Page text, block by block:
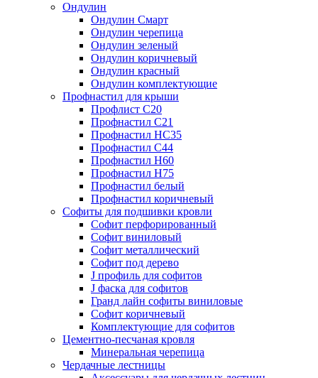
Ондулин
Ондулин Смарт
Ондулин черепица
Ондулин зеленый
Ондулин коричневый
Ондулин красный
Ондулин комплектующие
Профнастил для крыши
Профлист С20
Профнастил С21
Профнастил НС35
Профнастил С44
Профнастил Н60
Профнастил Н75
Профнастил белый
Профнастил коричневый
Софиты для подшивки кровли
Cофит перфорированный
Софит виниловый
Софит металлический
Софит под дерево
J профиль для софитов
J фаска для софитов
Гранд лайн софиты виниловые
Софит коричневый
Комплектующие для софитов
Цементно-песчаная кровля
Минеральная черепица
Чердачные лестницы